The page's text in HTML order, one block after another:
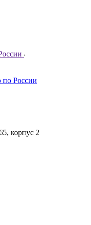
по России
корпус 2